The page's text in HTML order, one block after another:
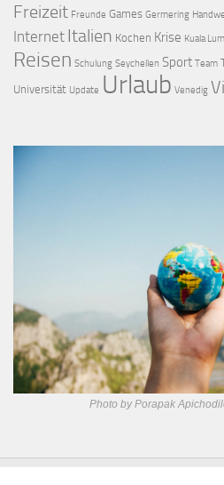
Freizeit Freunde Games Germering
Internet Italien Kochen Krise Kuala
Reisen Schulung Seychellen Sport Team
Universität Update Urlaub Venedig
Photo by Porapak